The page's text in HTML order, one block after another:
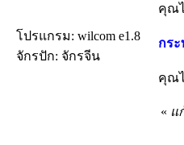
โปรแกรม: wilcom e1.8
จักรปัก: จักรจีน
คุณ
กระ
คุณ
« แ